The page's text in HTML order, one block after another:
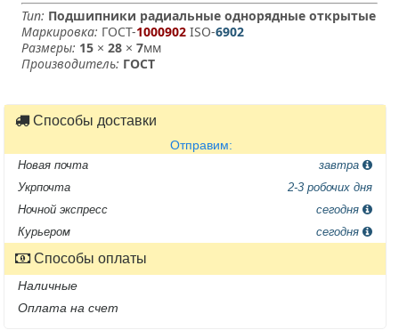
Тип: Подшипники радиальные однорядные открытые
Маркировка: ГОСТ-1000902 ­ ISO-6902
Размеры: 15 ×28 ×7мм
Производитель: ГОСТ
Способы доставки
Отправим:
Новая почта
завтра
Укрпочта
2-3 робочих дня
Ночной экспресс
сегодня
Курьером
сегодня
Способы оплаты
Наличные
Оплата на счет